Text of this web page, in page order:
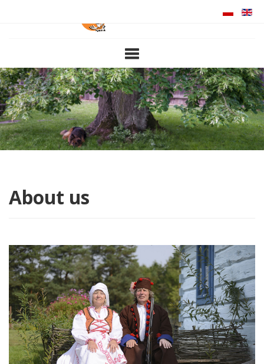
ABOUT US
ATTRACTIONS
ACCOMMODATION
MEALS
About us